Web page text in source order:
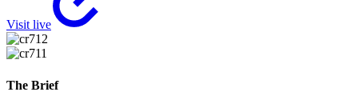
Visit live
The Brief